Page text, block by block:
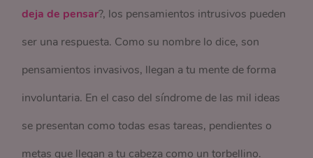
deja de pensar?, los pensamientos intrusivos pueden
ser una respuesta. Como su nombre lo dice, son
pensamientos invasivos, llegan a tu mente de forma
involuntaria. En el caso del síndrome de las mil ideas
se presentan como todas esas tareas, pendientes o
metas que llegan a tu cabeza como un torbellino.